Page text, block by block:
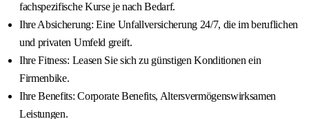
fachspezifische Kurse je nach Bedarf.
Ihre Absicherung: Eine Unfallversicherung 24/7, die im beruflichen
und privaten Umfeld greift.
Ihre Fitness: Leasen Sie sich zu günstigen Konditionen ein
Firmenbike.
Ihre Benefits: Corporate Benefits, Altersvermögenswirksamen
Leistungen.